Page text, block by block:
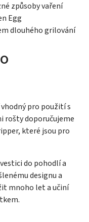
způsoby vaření
Egg
dlouhého grilování
pro použití s
rošty doporučujeme
které jsou pro
do pohodlí a
designu a
mnoho let a učiní